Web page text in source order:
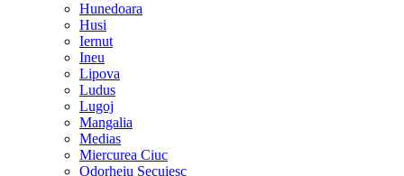
Hunedoara
Husi
Iernut
Ineu
Lipova
Ludus
Lugoj
Mangalia
Medias
Miercurea Ciuc
Odorheiu Secuiesc